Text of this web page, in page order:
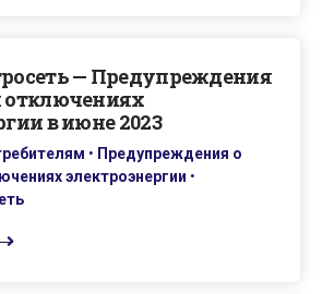
— Предупреждения
отключениях
в июне 2023
• Предупреждения о
электроэнергии •